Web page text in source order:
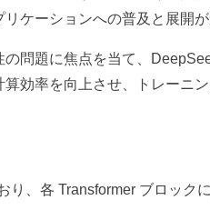
ケーションへの普及と展開が
問題に焦点を当て、
効率を向上させ、トレーニ
、各 Transformer ブロック